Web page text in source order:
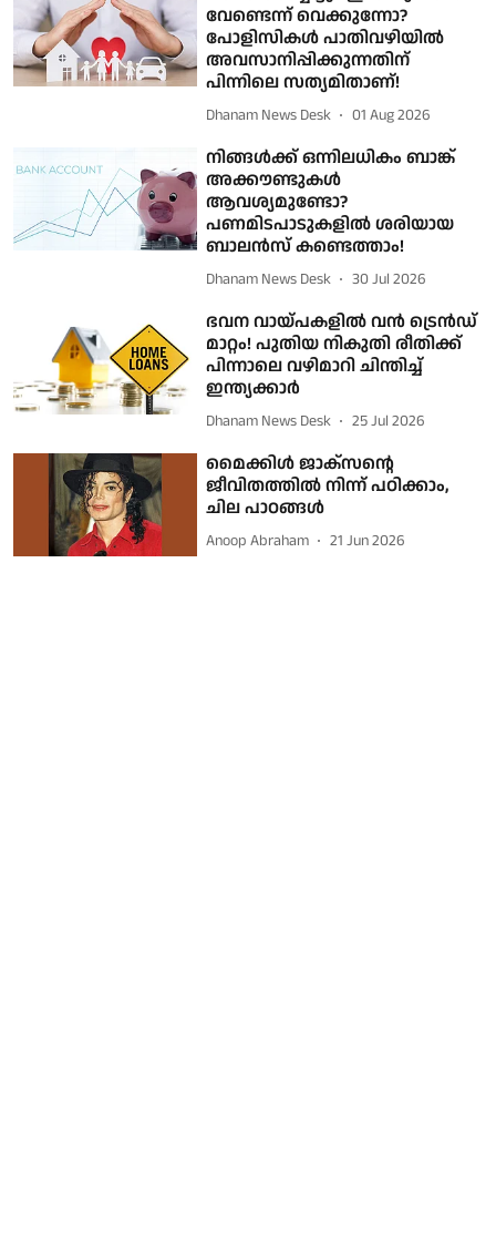
വേണ്ടെന്ന് വെക്കുന്നോ?
പോളിസികൾ പാതിവഴിയിൽ
അവസാനിപ്പിക്കുന്നതിന്
പിന്നിലെ സത്യമിതാണ്!
Dhanam News Desk 01 Aug 2026
നിങ്ങൾക്ക് ഒന്നിലധികം ബാങ്ക്
അക്കൗണ്ടുകൾ
ആവശ്യമുണ്ടോ?
പണമിടപാടുകളിൽ ശരിയായ
ബാലൻസ് കണ്ടെത്താം!
Dhanam News Desk 30 Jul 2026
ഭവന വായ്പകളിൽ വൻ ട്രെൻഡ്
മാറ്റം! പുതിയ നികുതി രീതിക്ക്
പിന്നാലെ വഴിമാറി ചിന്തിച്ച്
ഇന്ത്യക്കാര്‍
Dhanam News Desk 25 Jul 2026
മൈക്കിള്‍ ജാക്‌സന്റെ
ജീവിതത്തില്‍ നിന്ന് പഠിക്കാം,
ചില പാഠങ്ങള്‍
Anoop Abraham 21 Jun 2026